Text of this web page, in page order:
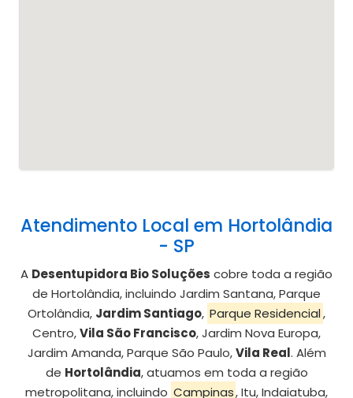
Atendimento Local em Hortolândia
- SP
A Desentupidora Bio Soluções cobre toda a região
de Hortolândia, incluindo Jardim Santana, Parque
Ortolândia, Jardim Santiago, Parque Residencial,
Centro,Vila São Francisco, Jardim Nova Europa,
Jardim Amanda, Parque São Paulo,Vila Real. Além
de Hortolândia, atuamos em toda a região
metropolitana, incluindo Campinas, Itu, Indaiatuba,